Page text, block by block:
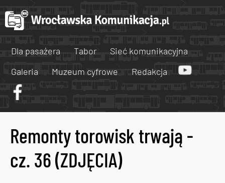
Dla pasażera Tabor
Sieć komunikacyjna
Galeria
Muzeum cyfrowe Redakcja
Remonty torowisk trwają -
cz. 36 (ZDJĘCIA)